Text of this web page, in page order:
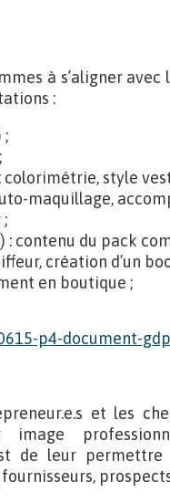
à s’aligner avec
:
;
colorimétrie, style
maquillage,
contenu du pack
création d’un
en boutique ;
et les
image
de leur